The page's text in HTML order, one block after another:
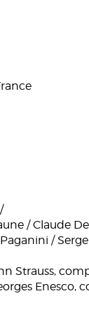
/ Claude
/
Strauss,
Enesco,